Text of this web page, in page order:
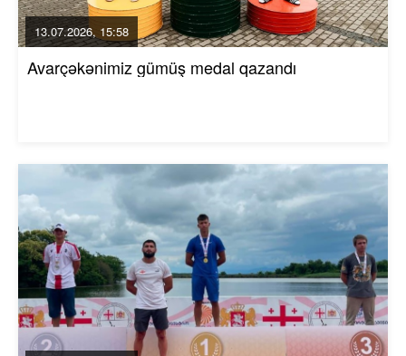
13.07.2026, 15:58
Avarçəkənimiz gümüş medal qazandı